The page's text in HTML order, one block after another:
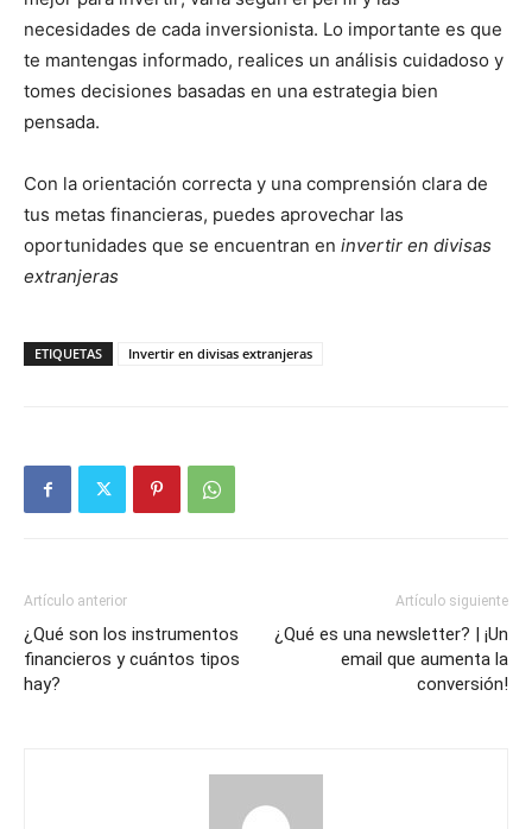
necesidades de cada inversionista. Lo importante es que
te mantengas informado, realices un análisis cuidadoso y
tomes decisiones basadas en una estrategia bien
pensada.
Con la orientación correcta y una comprensión clara de
tus metas financieras, puedes aprovechar las
oportunidades que se encuentran en invertir en divisas
extranjeras
ETIQUETAS Invertir en divisas extranjeras
Artículo anterior
¿Qué son los instrumentos
financieros y cuántos tipos
hay?
Artículo siguiente
¿Qué es una newsletter? | ¡Un
email que aumenta la
conversión!